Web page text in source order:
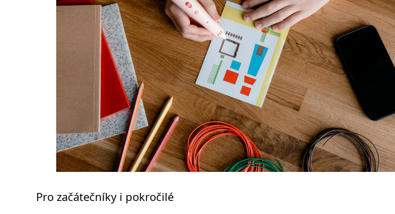
Pro začátečníky i pokročilé